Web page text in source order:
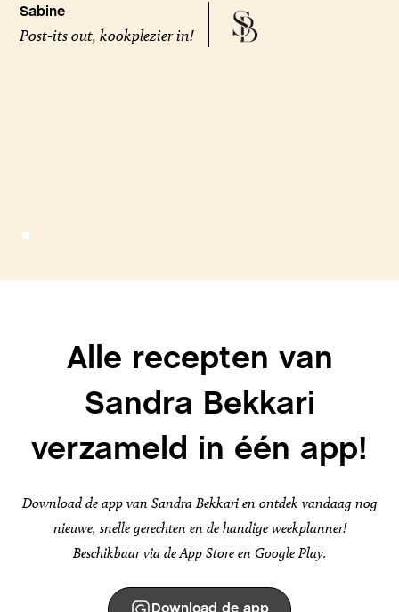
Sabine
Post-its out, kookplezier in!
Alle recepten van
Sandra Bekkari
verzameld in één app!
Download de app van Sandra Bekkari en ontdek vandaag nog
nieuwe, snelle gerechten en de handige weekplanner!
Beschikbaar via de App Store en Google Play.
Download de app